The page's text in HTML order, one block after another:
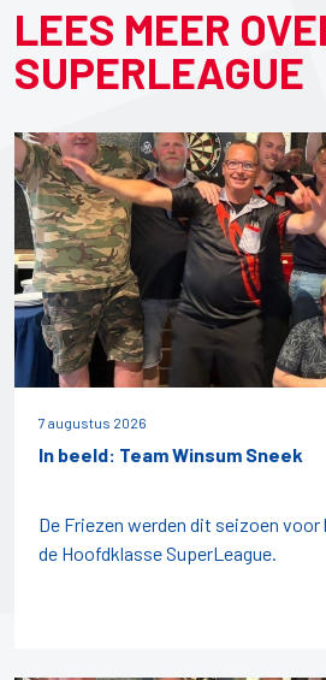
LEES MEER
SUPERLEAGUE
7 augustus 2026
In beeld: Team Winsum Sneek
De Friezen werden dit seizoen
de Hoofdklasse SuperLeague.